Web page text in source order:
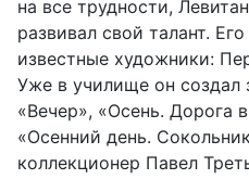
на все трудности,
развивал свой талант.
известные художники:
Уже в училище он создал
«Вечер», «Осень. Дорога
«Осенний день.
коллекционер Павел